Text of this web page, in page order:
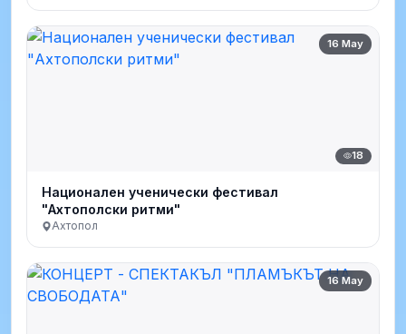
16 May
18
Национален ученически фестивал
"Ахтополски ритми"
Ахтопол
16 May